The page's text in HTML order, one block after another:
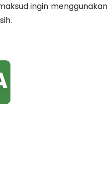
ingin menggunakan